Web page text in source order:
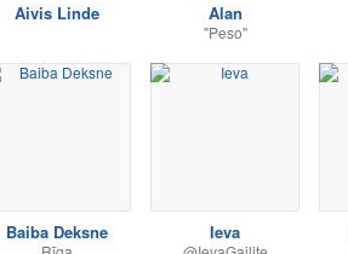
Aivis Linde Alan
"Peso"
Baiba Deksne Ieva